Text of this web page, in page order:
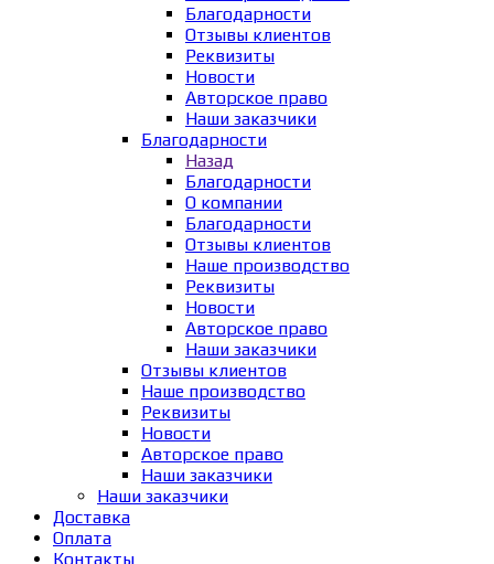
Благодарности
Отзывы клиентов
Реквизиты
Новости
Авторское право
Наши заказчики
Благодарности
Назад
Благодарности
О компании
Благодарности
Отзывы клиентов
Наше производство
Реквизиты
Новости
Авторское право
Наши заказчики
Отзывы клиентов
Наше производство
Реквизиты
Новости
Авторское право
Наши заказчики
Наши заказчики
Доставка
Оплата
Контакты